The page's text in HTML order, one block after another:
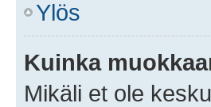
Ylös
Kuinka
Mikäli et ole